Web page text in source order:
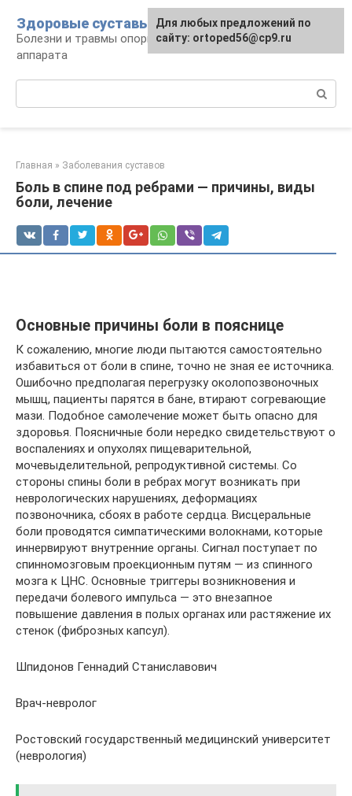
контенту
Здоровые суставы
Болезни и травмы опорно-двигательного
аппарата
Главная » Заболевания суставов
Боль в спине под ребрами — причины, виды
боли, лечение
Основные причины боли в пояснице
К сожалению, многие люди пытаются самостоятельно
избавиться от боли в спине, точно не зная ее источника.
Ошибочно предполагая перегрузку околопозвоночных
мышц, пациенты парятся в бане, втирают согревающие
мази. Подобное самолечение может быть опасно для
здоровья. Поясничные боли нередко свидетельствуют о
воспалениях и опухолях пищеварительной,
мочевыделительной, репродуктивной системы. Со
стороны спины боли в ребрах могут возникать при
неврологических нарушениях, деформациях
позвоночника, сбоях в работе сердца. Висцеральные
боли проводятся симпатическими волокнами, которые
иннервируют внутренние органы. Сигнал поступает по
спинномозговым проекционным путям — из спинного
мозга к ЦНС. Основные триггеры возникновения и
передачи болевого импульса — это внезапное
повышение давления в полых органах или растяжение их
стенок (фиброзных капсул).
Шпидонов Геннадий Станиславович
Врач-невролог
Ростовский государственный медицинский университет
(неврология)
Для любых предложений по
сайту: ortoped56@cp9.ru